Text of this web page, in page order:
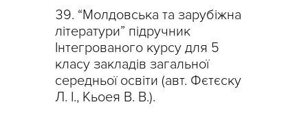
“Молдовська та зарубіжна
літератури” підручник
Інтегрованого курсу для 5
класу закладів загальної
середньої освіти (авт. Фєтєску
Л. І., Кьоея В. В.).